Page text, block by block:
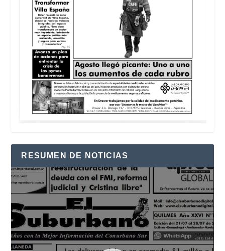
RESUMEN DE NOTICIAS
Reproductor
de
vídeo